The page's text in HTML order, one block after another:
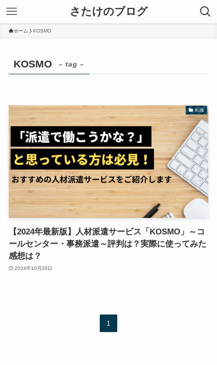
さたけのブログ
ホーム KOSMO
KOSMO – tag –
転職
【2024年最新版】人材派遣サービス「KOSMO」～コ
ールセンター・事務派遣～評判は？実際に使ってみた
感想は？
2024年10月20日
1